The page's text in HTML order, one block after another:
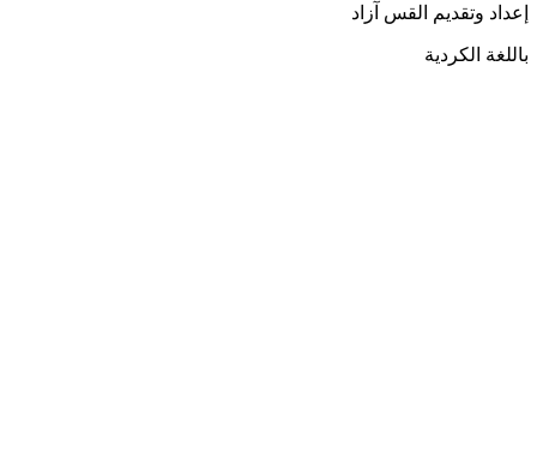
إعداد وتقديم القس آزاد
باللغة الكردية